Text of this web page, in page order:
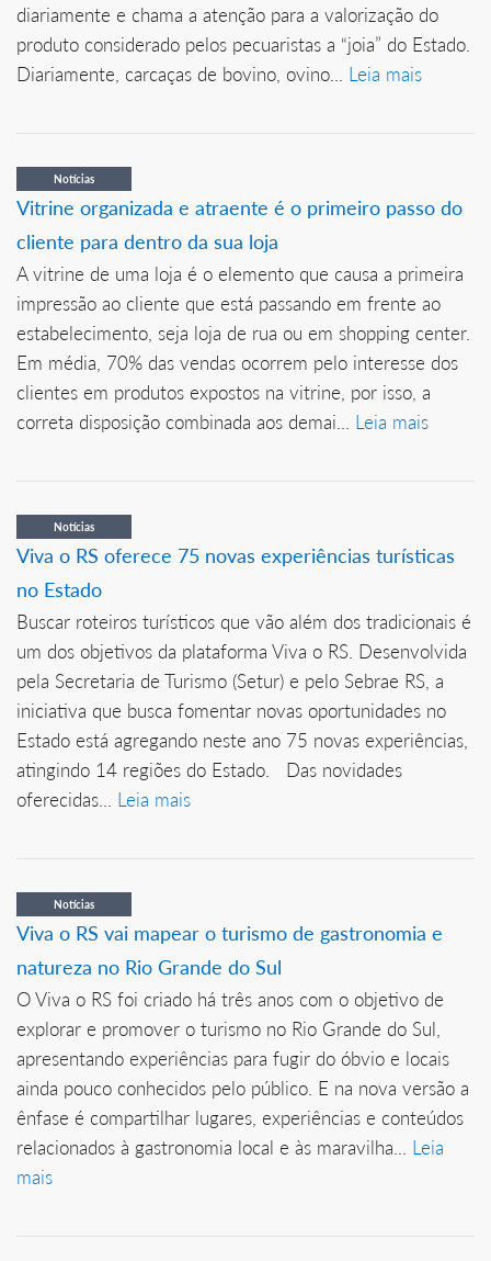
diariamente e chama a atenção para a valorização do
produto considerado pelos pecuaristas a “joia” do Estado.
Diariamente, carcaças de bovino, ovino... Leia mais
Notícias
Vitrine organizada e atraente é o primeiro passo do
cliente para dentro da sua loja
A vitrine de uma loja é o elemento que causa a primeira
impressão ao cliente que está passando em frente ao
estabelecimento, seja loja de rua ou em shopping center.
Em média, 70% das vendas ocorrem pelo interesse dos
clientes em produtos expostos na vitrine, por isso, a
correta disposição combinada aos demai... Leia mais
Notícias
Viva o RS oferece 75 novas experiências turísticas
no Estado
Buscar roteiros turísticos que vão além dos tradicionais é
um dos objetivos da plataforma Viva o RS. Desenvolvida
pela Secretaria de Turismo (Setur) e pelo Sebrae RS, a
iniciativa que busca fomentar novas oportunidades no
Estado está agregando neste ano 75 novas experiências,
atingindo 14 regiões do Estado. Das novidades
oferecidas... Leia mais
Notícias
Viva o RS vai mapear o turismo de gastronomia e
natureza no Rio Grande do Sul
O Viva o RS foi criado há três anos com o objetivo de
explorar e promover o turismo no Rio Grande do Sul,
apresentando experiências para fugir do óbvio e locais
ainda pouco conhecidos pelo público. E na nova versão a
ênfase é compartilhar lugares, experiências e conteúdos
relacionados à gastronomia local e às maravilha... Leia
mais